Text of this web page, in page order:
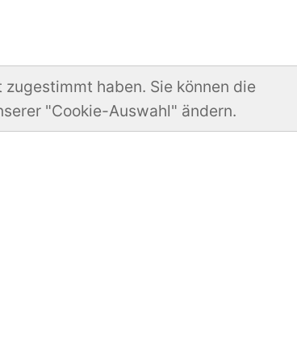
haben. Sie können die
"Cookie-Auswahl" ändern.